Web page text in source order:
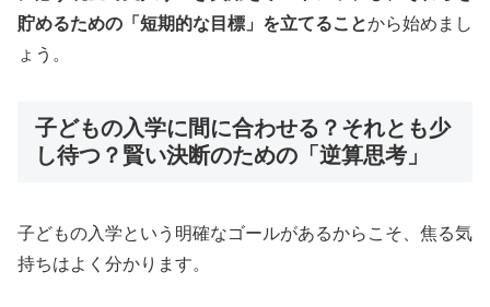
貯めるための「短期的な目標」を立てることから始めまし
ょう。
子どもの入学に間に合わせる？それとも少
し待つ？賢い決断のための「逆算思考」
子どもの入学という明確なゴールがあるからこそ、焦る気
持ちはよく分かります。